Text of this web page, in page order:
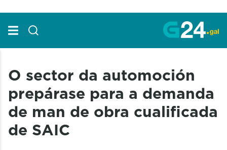
O sector da automoción
prepárase para a demanda
de man de obra cualificada
de SAIC